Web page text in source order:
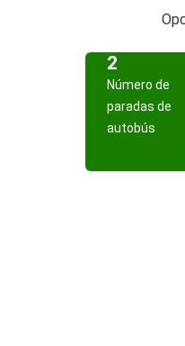
2
Número de
paradas de
autobús